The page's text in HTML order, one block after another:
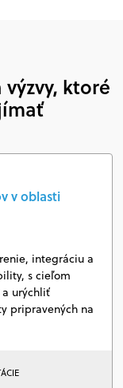
ktoré
v oblasti
integráciu a
s cieľom
a urýchliť
pripravených na